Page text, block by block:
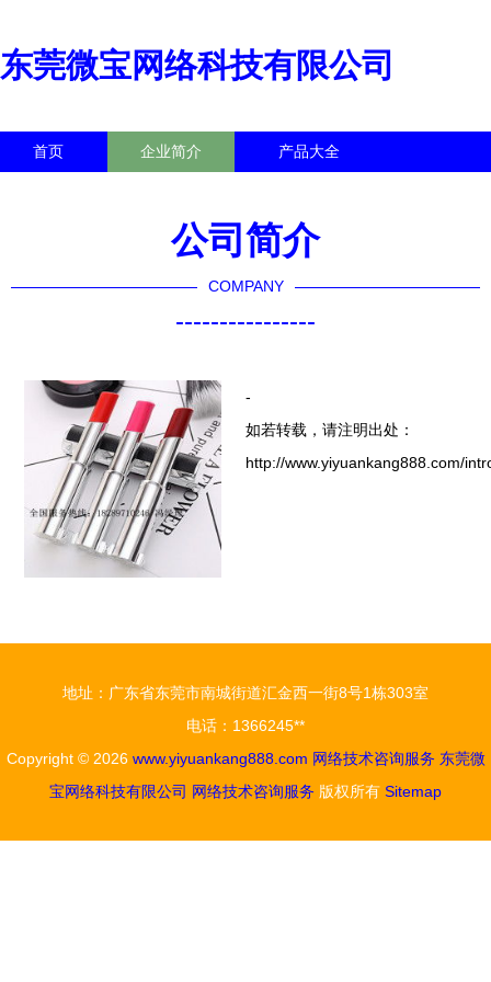
东莞微宝网络科技有限公司
首页 企业简介 产品大全
公司简介
COMPANY
----------------
-
如若转载，请注明出处：
http://www.yiyuankang888.com/
地址：广东省东莞市南城街道汇金西一街8号1栋303室
电话：1366245**
Copyright © 2026 www.yiyuankang888.com 网络技术咨询服务 东莞微
宝网络科技有限公司 网络技术咨询服务 版权所有 Sitemap